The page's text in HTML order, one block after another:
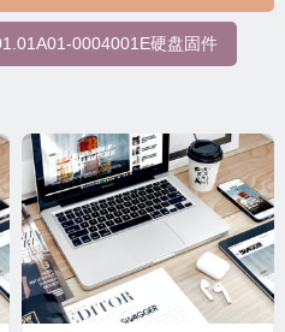
0004001E硬盘固件